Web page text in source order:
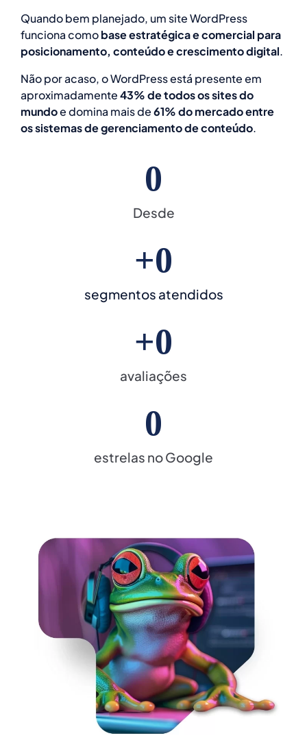
Quando bem planejado, um site WordPress
funciona comobase estratégica e comercial para
posicionamento, conteúdo e crescimento digital.
Não por acaso, o WordPress está presente em
aproximadamente43% de todos os sites do
mundoe domina mais de61% do mercado entre
os sistemas de gerenciamento de conteúdo.
Desde
0
segmentos atendidos
+0
avaliações
+0
estrelas no Google
0